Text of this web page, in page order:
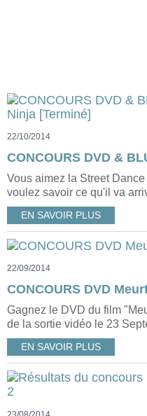
22/10/2014
Vous aimez la Street
voulez savoir ce qu'il va
EN SAVOIR PLUS
22/09/2014
CONCOURS DVD
Gagnez le DVD du film
de la sortie vidéo le 23
EN SAVOIR PLUS